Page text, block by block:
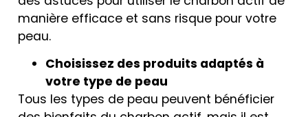
manière efficace et sans risque pour votre
peau.
Choisissez des produits adaptés à
votre type de peau
Tous les types de peau peuvent bénéficier